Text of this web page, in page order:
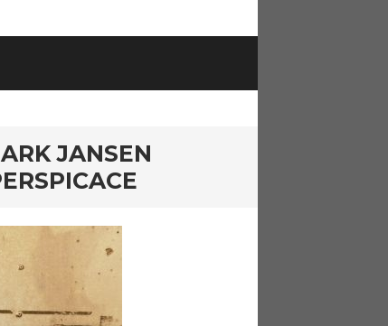
JANSEN